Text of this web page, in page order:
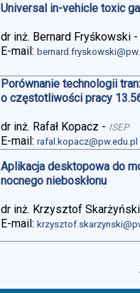
Universal in-vehicle toxic
dr inż. Bernard Fryśkowski -
E-mail:
Porównanie technologii
o częstotliwości pracy
dr inż. Rafał Kopacz - ISEP
E-mail:rafal.kopacz@pw.edu.pl
Aplikacja desktopowa do
nocnego nieboskłonu
dr inż. Krzysztof Skarżyński
E-mail: